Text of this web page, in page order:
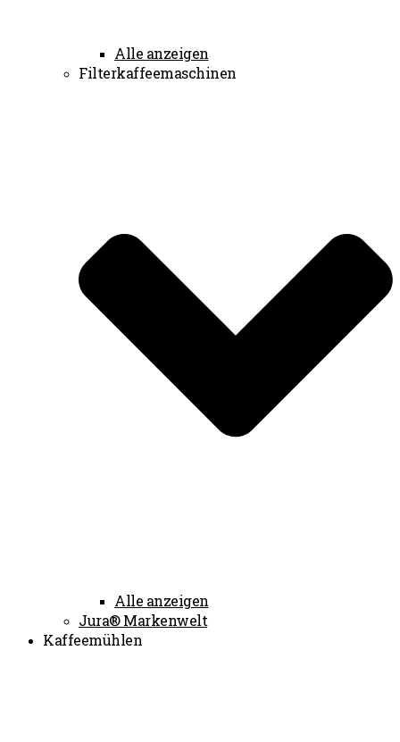
Alle anzeigen
Filterkaffeemaschinen
Alle anzeigen
Jura® Markenwelt
Kaffeemühlen